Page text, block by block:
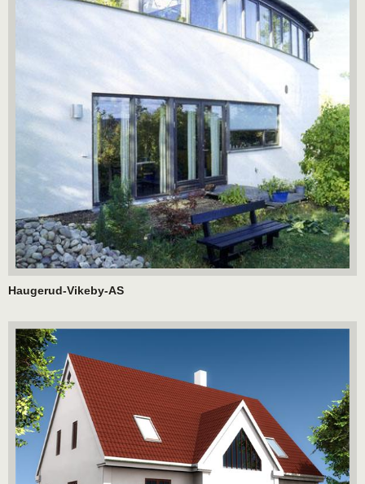
Haugerud-Vikeby-AS